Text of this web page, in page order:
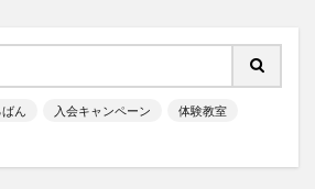
ん 入会キャンペーン
体験教室